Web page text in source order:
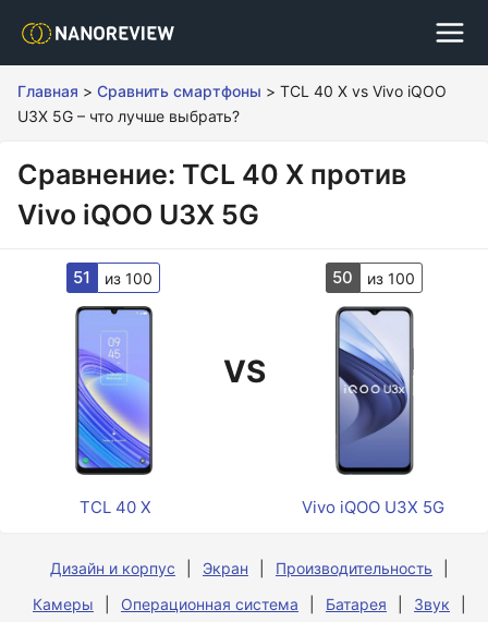
Главная > Сравнить смартфоны > TCL 40 X vs Vivo iQOO
U3X 5G – что лучше выбрать?
Сравнение: TCL 40 X против
Vivo iQOO U3X 5G
51 из 100
VS
50 из 100
TCL 40 X Vivo iQOO U3X 5G
Дизайн и корпус Экран
Производительность
Камеры
Операционная система Батарея
Звук